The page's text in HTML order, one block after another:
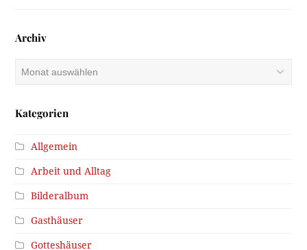
Archiv
Kategorien
Allgemein
Arbeit und Alltag
Bilderalbum
Gasthäuser
Gotteshäuser